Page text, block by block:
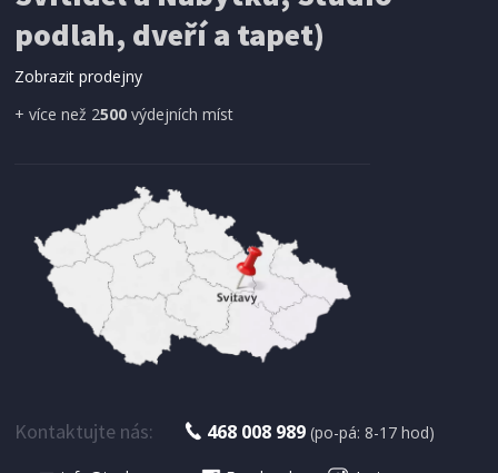
SÍŤ PROTI HMYZU
ProGarden KO-CY5910600 Síť proti hmyzu do
dveří magnetická 210 x 100 cm
179 Kč
podlah, dveří a tapet)
Zobrazit prodejny
+ více než 2500 výdejních míst
Kontaktujte nás: 468 008 989 (po-pá: 8-17 hod)